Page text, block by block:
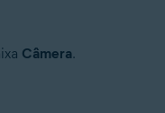
Câmera.